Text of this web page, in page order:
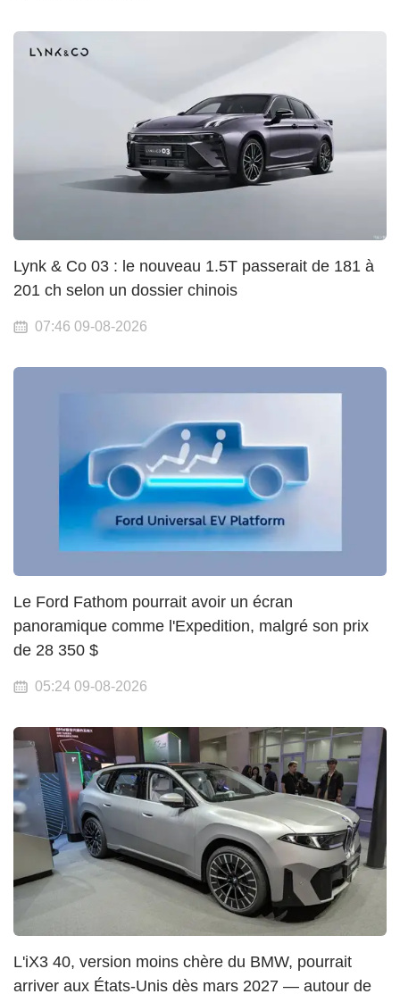
Lynk & Co 03 : le nouveau 1.5T passerait de 181 à
201 ch selon un dossier chinois
07:46 09-08-2026
Le Ford Fathom pourrait avoir un écran
panoramique comme l'Expedition, malgré son prix
de 28 350 $
05:24 09-08-2026
L'iX3 40, version moins chère du BMW, pourrait
arriver aux États-Unis dès mars 2027 — autour de